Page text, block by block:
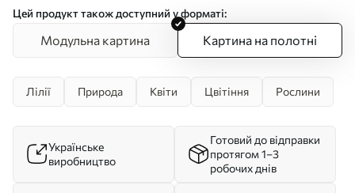
Цей продукт також доступний у форматі:
Модульна картина Картина на полотні
Лілії Природа Квіти Цвітіння Рослини
Українське
виробництво
Готовий до відправки
протягом 1–3
робочих днів